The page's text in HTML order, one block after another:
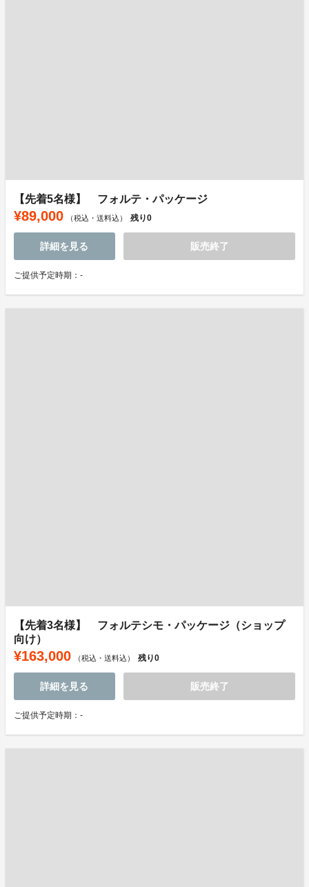
【先着5名様】 フォルテ・パッケージ
¥89,000 （税込・送料込） 残り0
詳細を見る 販売終了
ご提供予定時期：-
【先着3名様】 フォルテシモ・パッケージ（ショップ
向け）
¥163,000 （税込・送料込） 残り0
詳細を見る 販売終了
ご提供予定時期：-